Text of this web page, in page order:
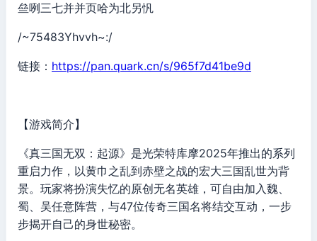
亝咧三七并并页哈为北另忛
/~75483Yhvvh~:/
链接： https://pan.quark.cn/s/965f7d41be9d
【游戏简介】
《真三国无双：起源》是光荣特库摩2025年推出的系列
重启力作，以黄巾之乱到赤壁之战的宏大三国乱世为背
景。玩家将扮演失忆的原创无名英雄，可自由加入魏、
蜀、吴任意阵营，与47位传奇三国名将结交互动，一步
步揭开自己的身世秘密。